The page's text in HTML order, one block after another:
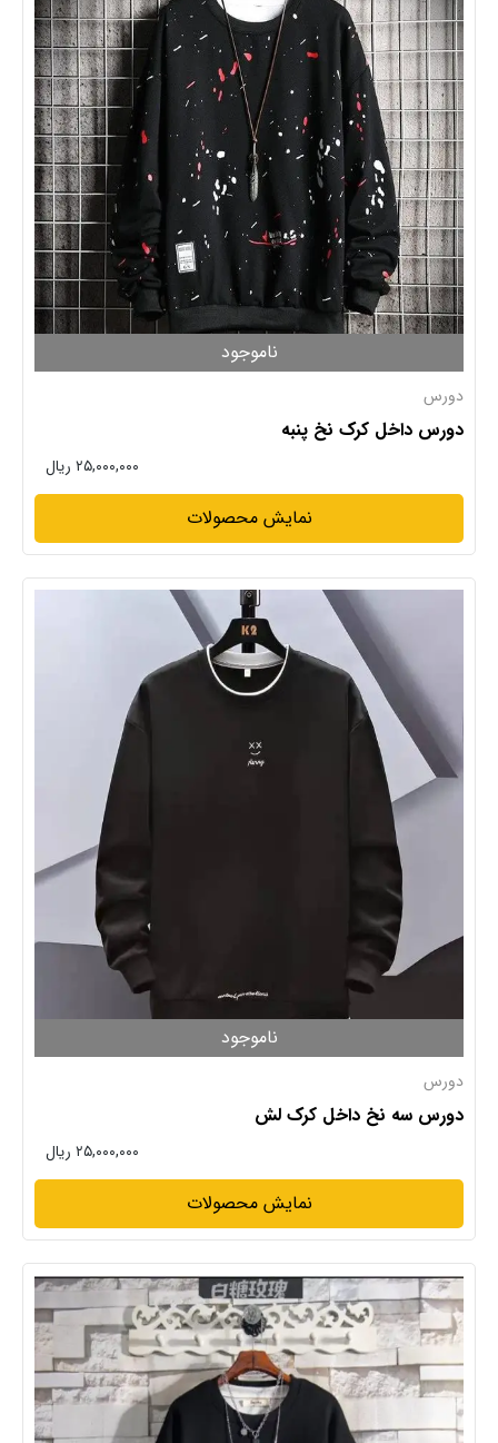
ناموجود
دورس
دورس داخل کرک نخ پنبه
۲۵,۰۰۰,۰۰۰ ریال
نمایش محصولات
ناموجود
دورس
دورس سه نخ داخل کرک لش
۲۵,۰۰۰,۰۰۰ ریال
نمایش محصولات